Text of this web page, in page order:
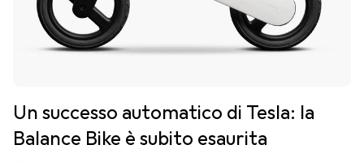
Un successo automatico di Tesla: la
Balance Bike è subito esaurita